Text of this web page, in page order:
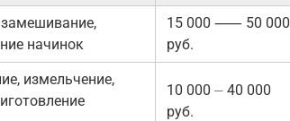
начинок
15 000 ⸺ 50 000
руб.
измельчение,
10 000 ⏤ 40 000
руб.